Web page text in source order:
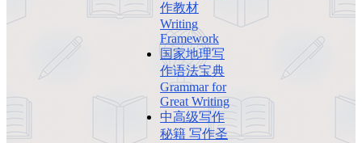
作教材
Writing
Framework
国家地理写
作语法宝典
Grammar for
Great Writing
中高级写作
秘籍 写作圣